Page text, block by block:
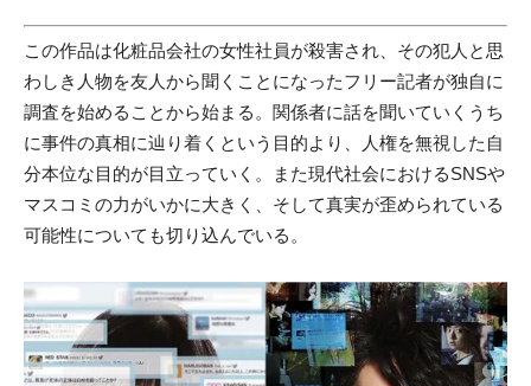
この作品は化粧品会社の女性社員が殺害され、その犯人と思
わしき人物を友人から聞くことになったフリー記者が独自に
調査を始めることから始まる。関係者に話を聞いていくうち
に事件の真相に辿り着くという目的より、人権を無視した自
分本位な目的が目立っていく。また現代社会におけるSNSや
マスコミの力がいかに大きく、そして真実が歪められている
可能性についても切り込んでいる。